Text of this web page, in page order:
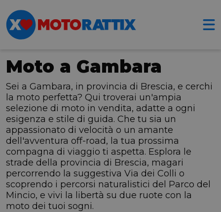
Moto a Gambara
Sei a Gambara, in provincia di Brescia, e cerchi
la moto perfetta? Qui troverai un'ampia
selezione di moto in vendita, adatte a ogni
esigenza e stile di guida. Che tu sia un
appassionato di velocità o un amante
dell'avventura off-road, la tua prossima
compagna di viaggio ti aspetta. Esplora le
strade della provincia di Brescia, magari
percorrendo la suggestiva Via dei Colli o
scoprendo i percorsi naturalistici del Parco del
Mincio, e vivi la libertà su due ruote con la
moto dei tuoi sogni.